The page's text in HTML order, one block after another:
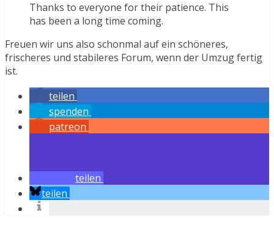
Thanks to everyone for their patience. This
has been a long time coming.
Freuen wir uns also schonmal auf ein schöneres,
frischeres und stabileres Forum, wenn der Umzug fertig
ist.
teilen
spenden
patreon
teilen
teilen